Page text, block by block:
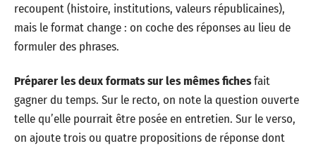
recoupent (histoire, institutions, valeurs républicaines),
mais le format change : on coche des réponses au lieu de
formuler des phrases.
Préparer les deux formats sur les mêmes fichesfait
gagner du temps. Sur le recto, on note la question ouverte
telle qu’elle pourrait être posée en entretien. Sur le verso,
on ajoute trois ou quatre propositions de réponse dont